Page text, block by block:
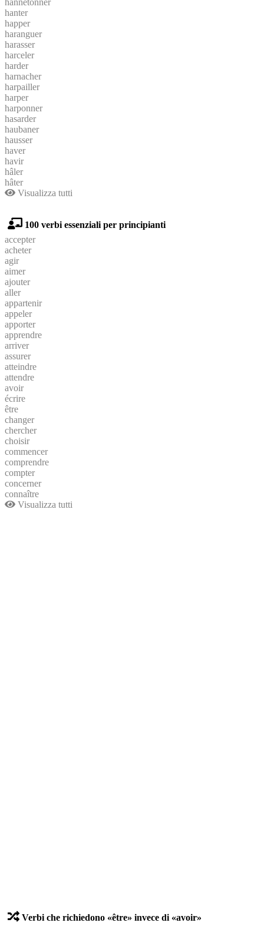
hanter
happer
haranguer
harasser
harceler
harder
harnacher
harpailler
harper
harponner
hasarder
haubaner
hausser
haver
havir
hâler
hâter
Visualizza tutti
100 verbi essenziali per principianti
accepter
acheter
agir
aimer
ajouter
aller
appartenir
appeler
apporter
apprendre
arriver
assurer
atteindre
attendre
avoir
écrire
être
changer
chercher
choisir
commencer
comprendre
compter
concerner
connaître
Visualizza tutti
Verbi che richiedono «être» invece di «avoir»